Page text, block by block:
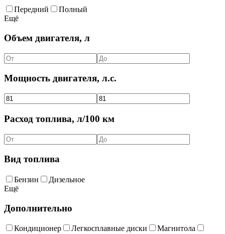
Передний
Полный
Ещё
Объем двигателя, л
Мощность двигателя, л.с.
Расход топлива, л/100 км
Вид топлива
Бензин
Дизельное
Ещё
Дополнительно
Кондиционер Легкосплавные диски Магнитола